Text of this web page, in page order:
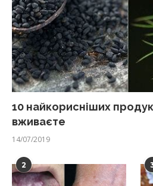
10 найкорисніших
вживаєте
14/07/2019
2